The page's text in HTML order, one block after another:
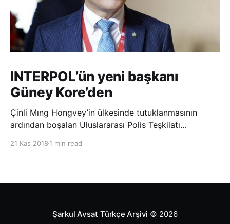
INTERPOL’ün yeni başkanı
Güney Kore’den
Çinli Mıng Hongvey’in ülkesinde tutuklanmasının
ardından boşalan Uluslararası Polis Teşkilatı
21 Kas 2018 1 min read
Şarkul Avsat Türkçe Arşivi © 2026